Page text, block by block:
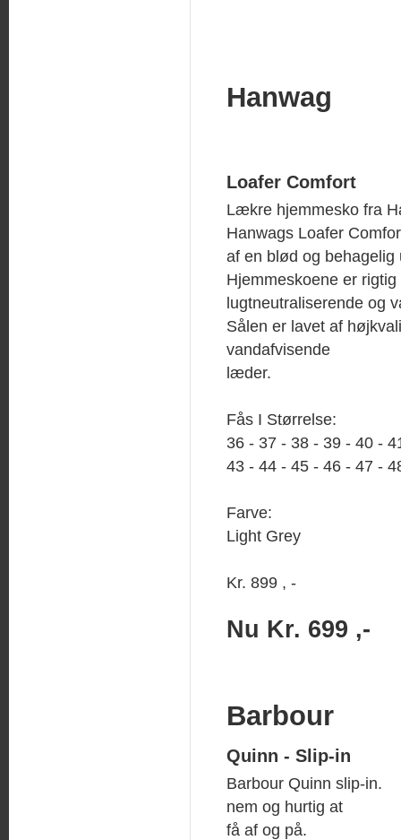
Hanwag
Loafer Comfort
Lækre hjemmesko fra
Hanwags Loafer
af en blød og behagelig
Hjemmeskoene er
lugtneutraliserende og
Sålen er lavet af
vandafvisende
læder.
Fås I Størrelse:
36 - 37 - 38 - 39 - 40 -
43 - 44 - 45 - 46 - 47 -
Farve:
Light Grey
Kr. 899 , -
Nu Kr. 699 ,-
Barbour
Quinn - Slip-in
Barbour Quinn slip-in.
nem og hurtig at
få af og på.